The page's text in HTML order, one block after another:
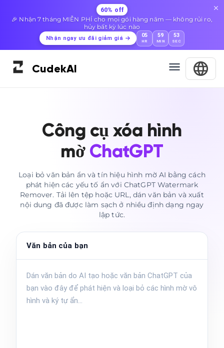
60% off
🎉 Nhận 7 tháng MIỄN PHÍ cho mọi gói hàng năm — không rủi ro,
hủy bất kỳ lúc nào
Nhận ngay ưu đãi giảm giá 05
HR
59
MIN
52
SEC
CudekAI
Công cụ xóa hình
mờ ChatGPT
Loại bỏ văn bản ẩn và tín hiệu hình mờ AI bằng cách
phát hiện các yếu tố ẩn với ChatGPT Watermark
Remover. Tải lên tệp hoặc URL, dán văn bản và xuất
nội dung đã được làm sạch ở nhiều định dạng ngay
lập tức.
Văn bản của bạn